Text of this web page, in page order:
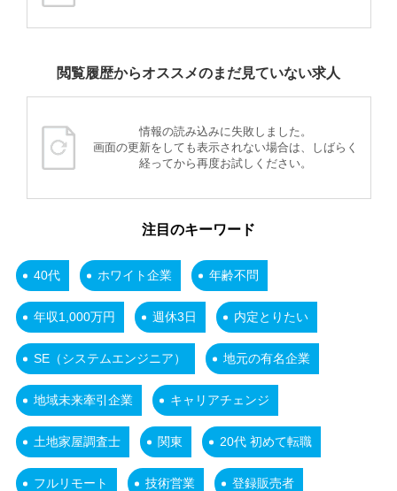
閲覧履歴からオススメのまだ見ていない求人
情報の読み込みに失敗しました。
画面の更新をしても表示されない場合は、しばらく
経ってから再度お試しください。
注目のキーワード
40代 ホワイト企業 年齢不問
年収1,000万円 週休3日 内定とりたい
SE（システムエンジニア） 地元の有名企業
地域未来牽引企業 キャリアチェンジ
土地家屋調査士 関東 20代 初めて転職
フルリモート 技術営業 登録販売者